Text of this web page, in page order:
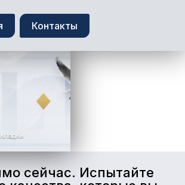
Контакты
сейчас. Испытайте